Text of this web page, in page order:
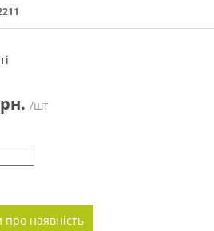
/шт
про наявність